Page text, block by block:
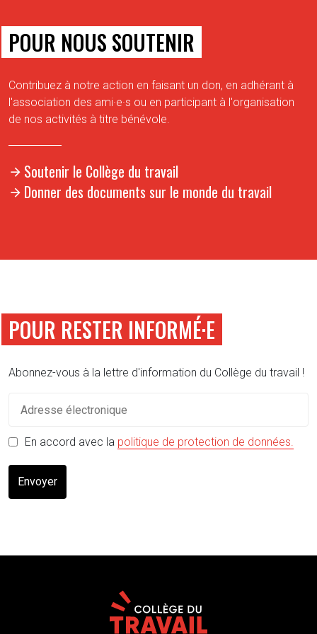
POUR NOUS SOUTENIR
Contribuez à notre action en faisant un don, en adhérant à
l'association des ami·e·s ou en participant à l'organisation
de nos activités à titre bénévole.
Soutenir le Collège du travail
Donner des documents sur le monde du travail
POUR RESTER INFORMÉ·E
Abonnez-vous à la lettre d'information du Collège du travail !
En accord avec la politique de protection de données.
Envoyer